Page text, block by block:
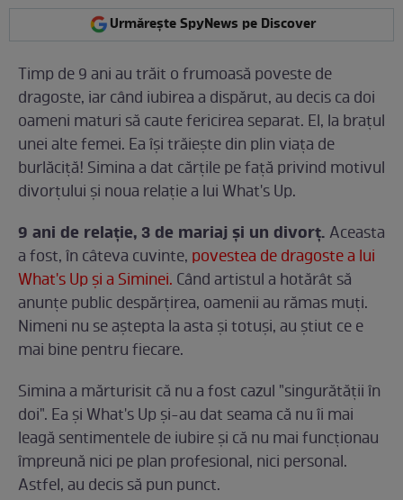
Urmărește SpyNews pe Discover
Timp de 9 ani au trăit o frumoasă poveste de
dragoste, iar când iubirea a dispărut, au decis ca doi
oameni maturi să caute fericirea separat. El, la braţul
unei alte femei. Ea îşi trăieşte din plin viaţa de
burlăciţă! Simina a dat cărţile pe faţă privind motivul
divorţului şi noua relaţie a lui What's Up.
9 ani de relaţie, 3 de mariaj şi un divorţ. Aceasta
a fost, în câteva cuvinte, povestea de dragoste a lui
What's Up şi a Siminei. Când artistul a hotărât să
anunţe public despărţirea, oamenii au rămas muţi.
Nimeni nu se aştepta la asta şi totuşi, au ştiut ce e
mai bine pentru fiecare.
Simina a mărturisit că nu a fost cazul "singurătăţii în
doi". Ea şi What's Up şi-au dat seama că nu îi mai
leagă sentimentele de iubire şi că nu mai funcţionau
împreună nici pe plan profesional, nici personal.
Astfel, au decis să pun punct.